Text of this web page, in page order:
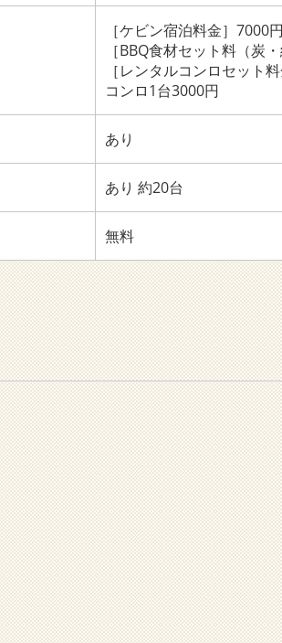
［ケビン宿泊料金］7000
［BBQ食材セット料（炭
［レンタルコンロセット
コンロ1台3000円
あり
あり 約20台
無料